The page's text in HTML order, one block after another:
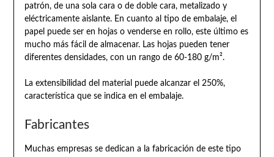
patrón, de una sola cara o de doble cara, metalizado y
eléctricamente aislante. En cuanto al tipo de embalaje, el
papel puede ser en hojas o venderse en rollo, este último es
mucho más fácil de almacenar. Las hojas pueden tener
diferentes densidades, con un rango de 60-180 g/m².
La extensibilidad del material puede alcanzar el 250%,
característica que se indica en el embalaje.
Fabricantes
Muchas empresas se dedican a la fabricación de este tipo